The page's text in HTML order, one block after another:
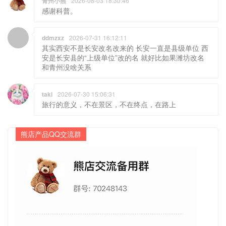
感谢科普。
ddmzxz 2026-07-31 16:12:11
其实西安不是长安改名改来的 长安一直是县级单位 西
安是长安县的“上级单位”改的名 就好比如果潍坊改名
和青州没啥关系
taki 2026-07-30 15:06:31
旅行的意义，不在景区，不在终点，在路上
熊店产品QQ交流群